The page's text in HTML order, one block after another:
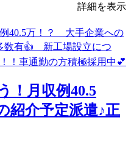
詳細を表示
！月収例40.5
介予定派遣♪正